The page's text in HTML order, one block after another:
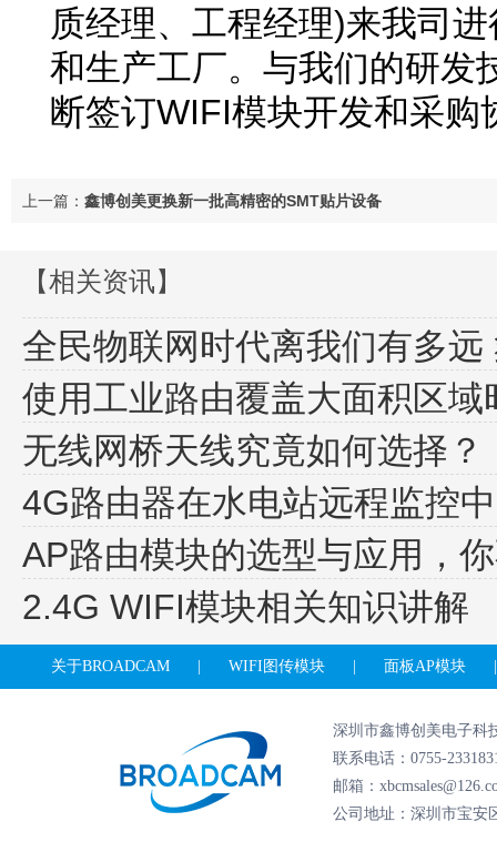
质经理、工程经理)来我司
和生产工厂。与我们的研发
断签订WIFI模块开发和采购
上一篇： 鑫博创美更换新一批高精密的SMT贴片设备
【相关资讯】
全民物联网时代离我们有多
使用工业路由覆盖大面积区
无线网桥天线究竟如何选择？
4G路由器在水电站远程监控
AP路由模块的选型与应用，
2.4G WIFI模块相关知识讲解
关于BROADCAM WIFI图传模块 面板AP模块
深圳市鑫博创美电子
联系电话：0755-
邮箱：
公司地址：深圳市宝安